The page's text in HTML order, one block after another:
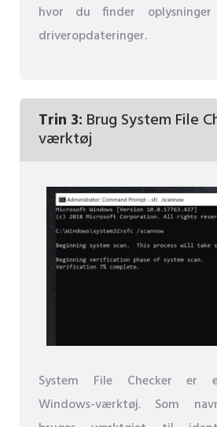
hvor du finder
driveropdateringer.
Trin 3: Brug System File
værktøj
System File Checker er
Windows-værktøj. Som